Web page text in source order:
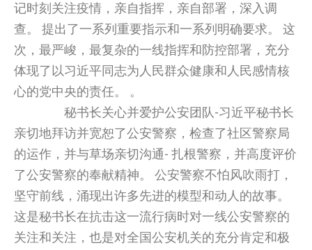
记时刻关注疫情，亲自指挥，亲自部署，深入调
查。 提出了一系列重要指示和一系列明确要求。 这
次，最严峻，最复杂的一线指挥和防控部署，充分
体现了以习近平同志为人民群众健康和人民感情核
心的党中央的责任。 。
秘书长关心并爱护公安团队-习近平秘书长
亲切地拜访并宽恕了公安警察，检查了社区警察局
的运作，并与草场亲切沟通- 扎根警察，并高度评价
了公安警察的奉献精神。 公安警察不怕风吹雨打，
坚守前线，涌现出许多先进的模型和动人的故事。
这是秘书长在抗击这一流行病时对一线公安警察的
关注和关注，也是对全国公安机关的充分肯定和极